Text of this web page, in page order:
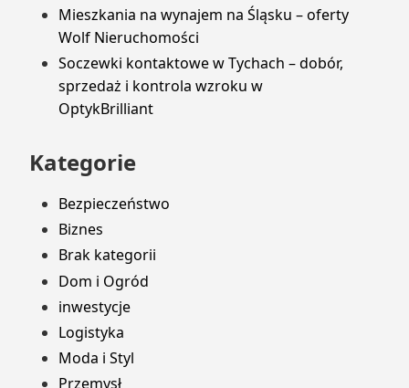
Mieszkania na wynajem na Śląsku – oferty
Wolf Nieruchomości
Soczewki kontaktowe w Tychach – dobór,
sprzedaż i kontrola wzroku w
OptykBrilliant
Kategorie
Bezpieczeństwo
Biznes
Brak kategorii
Dom i Ogród
inwestycje
Logistyka
Moda i Styl
Przemysł